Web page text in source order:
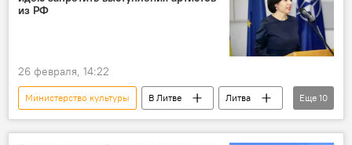
из РФ
26 февраля, 14:22
Министерство культуры В Литве
Литва
Россия
Политика
Общество
Еще 10